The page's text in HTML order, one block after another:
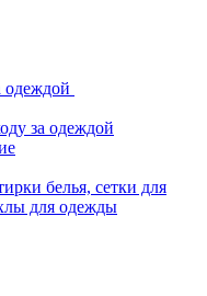
одеждой
за одеждой
белья, сетки для
для одежды